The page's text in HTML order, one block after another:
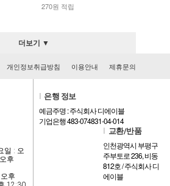
270원 적립
더보기 ▼
개인정보취급방침 이용안내 제휴문의
일 : 오
후
후
은행 정보
예금주명 : 주식회사 디에이블
기업은행 483-074831-04-014
교환/반품
인천광역시 부평구
주부토로 236, 비동
812호 / 주식회사 디
에이블